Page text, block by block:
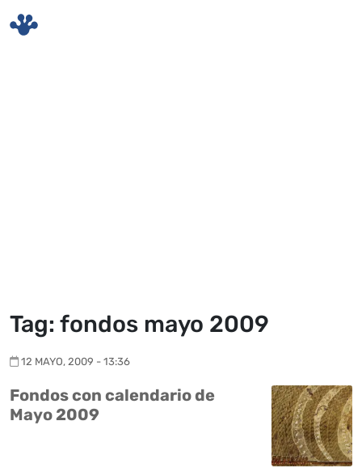
Tag: fondos mayo 2009
12 MAYO, 2009 - 13:36
Fondos con calendario de
Mayo 2009